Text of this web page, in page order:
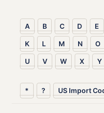
A B C D E
K L M N O
U V W X Y
* ? US Import